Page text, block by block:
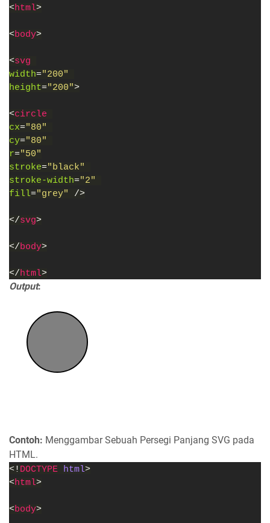
<html>
<body>
<svg
width="200"
height="200">
<circle
cx="80"
cy="80"
r="50"
stroke="black"
stroke-width="2"
fill="grey" />
</svg>
</body>
</html>
Output:
Contoh: Menggambar Sebuah Persegi Panjang SVG pada
HTML.
<! DOCTYPE html>
<html>
<body>